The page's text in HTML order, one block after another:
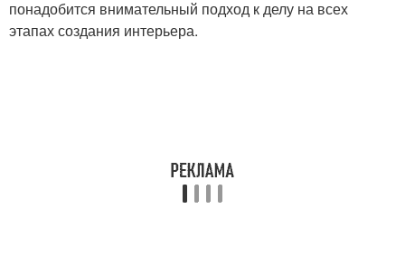
понадобится внимательный подход к делу на всех
этапах создания интерьера.